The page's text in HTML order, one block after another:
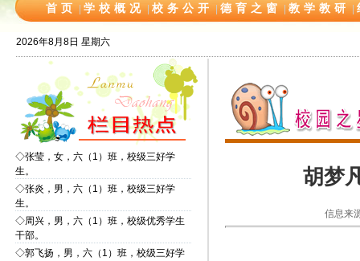
首页 学校概况 校务公开 德育之窗 教学教研
2026年8月8日 星期六
◇张莹，女，六（1）班，校级三好学
生。
◇张炎，男，六（1）班，校级三好学
生。
◇周兴，男，六（1）班，校级优秀学生
干部。
◇郭飞扬，男，六（1）班，校级三好学
胡梦
信息来